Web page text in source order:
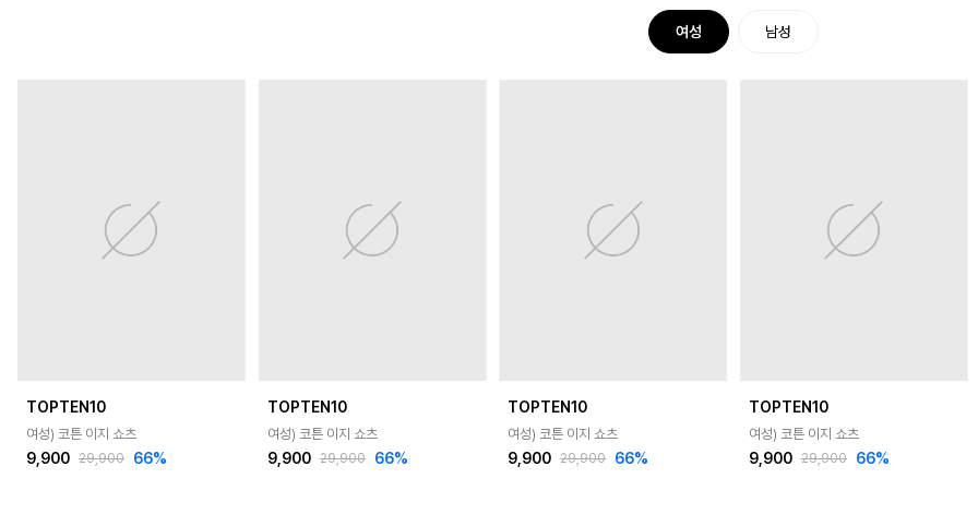
여성 남성
TOPTEN10
여성) 코튼 이지 쇼츠
9,900 29,900 66%
TOPTEN10
여성) 코튼 이지 쇼츠
9,900 29,900 66%
TOPTEN10
여성) 코튼 이지 쇼츠
9,900 29,900 66%
TOPTEN10
여성) 코튼 이지 쇼츠
9,900 29,900 66%